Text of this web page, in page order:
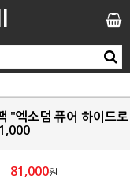
"엑소덤 퓨어 하이드로
81,000원